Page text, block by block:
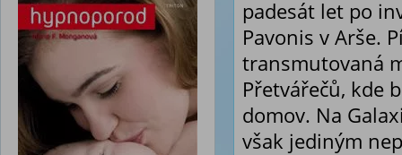
padesát let po
Pavonis v Arše.
transmutovaná
Přetvářečů, kde
domov. Na
však jediným